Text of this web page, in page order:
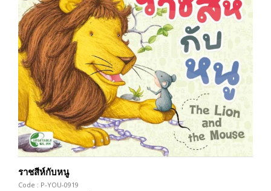
ราชสีห์กับหนู
Code : P-YOU-0919